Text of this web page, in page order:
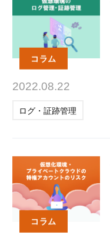
コラム
2022.08.22
ログ・証跡管理
コラム